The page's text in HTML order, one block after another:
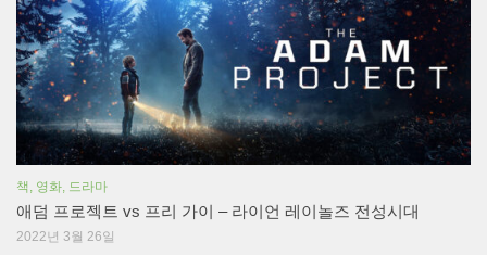
책, 영화, 드라마
애덤 프로젝트 vs 프리 가이 – 라이언 레이놀즈 전성시대
2022년 3월 26일